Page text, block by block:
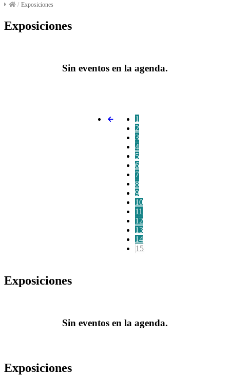
/ Exposiciones
Exposiciones
Sin eventos en la agenda.
1
2
3
4
5
6
7
8
9
10
11
12
13
14
15
Exposiciones
Sin eventos en la agenda.
Exposiciones